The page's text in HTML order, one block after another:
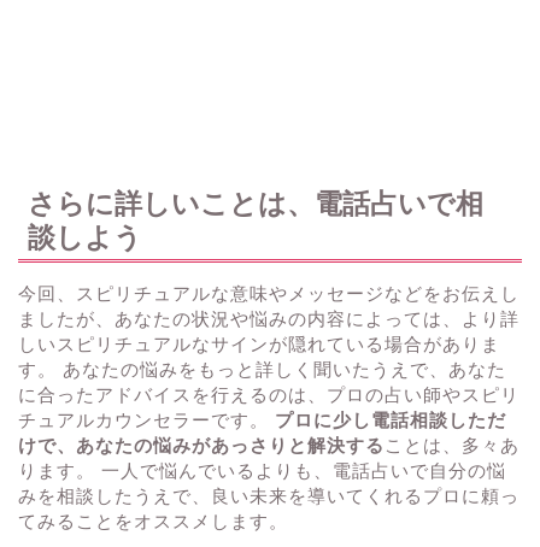
さらに詳しいことは、電話占いで相
談しよう
今回、スピリチュアルな意味やメッセージなどをお伝えし
ましたが、あなたの状況や悩みの内容によっては、より詳
しいスピリチュアルなサインが隠れている場合がありま
す。 あなたの悩みをもっと詳しく聞いたうえで、あなた
に合ったアドバイスを行えるのは、プロの占い師やスピリ
チュアルカウンセラーです。 プロに少し電話相談しただ
けで、あなたの悩みがあっさりと解決する ことは、多々あ
ります。 一人で悩んでいるよりも、電話占いで自分の悩
みを相談したうえで、良い未来を導いてくれるプロに頼っ
てみることをオススメします。